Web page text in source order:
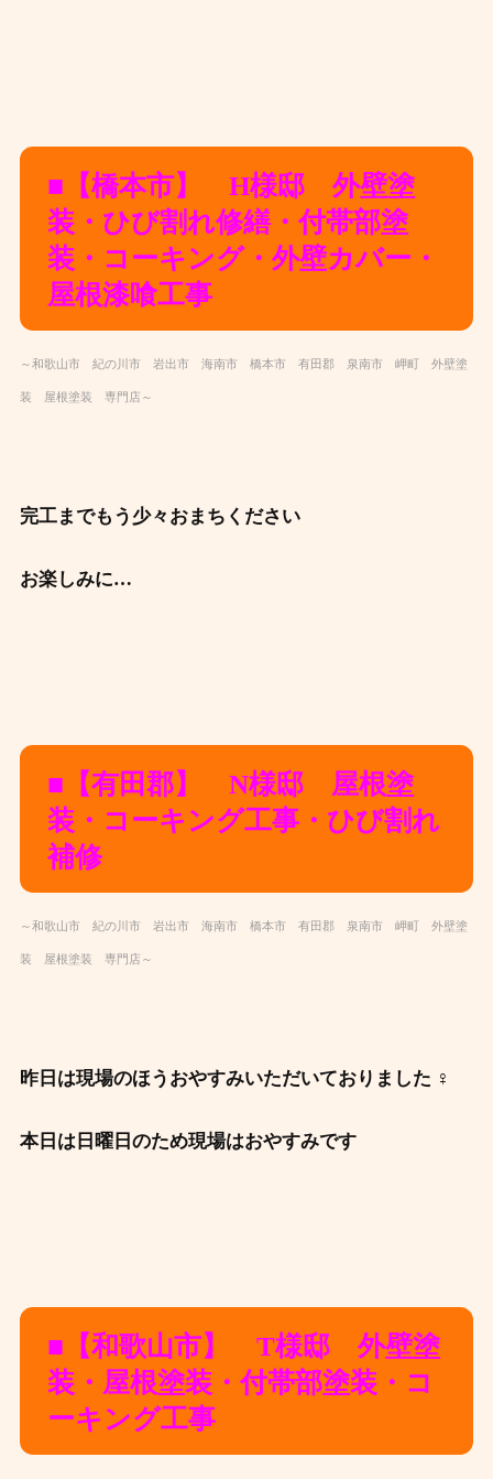
■【橋本市】 H様邸 外壁塗
装・ひび割れ修繕・付帯部塗
装・コーキング・外壁カバー・
屋根漆喰工事
～和歌山市 紀の川市 岩出市 海南市 橋本市 有田郡 泉南市 岬町 外壁塗
装 屋根塗装 専門店～
完工までもう少々おまちください
お楽しみに…
■【有田郡】 N様邸 屋根塗
装 ・コーキング工事・ひび割れ
補修
～和歌山市 紀の川市 岩出市 海南市 橋本市 有田郡 泉南市 岬町 外壁塗
装 屋根塗装 専門店～
昨日は現場のほうおやすみいただいておりました ‍♀️
本日は日曜日のため現場はおやすみです
■【和歌山市】 T様邸 外壁塗
装・屋根塗装・付帯部塗装・コ
ーキング工事